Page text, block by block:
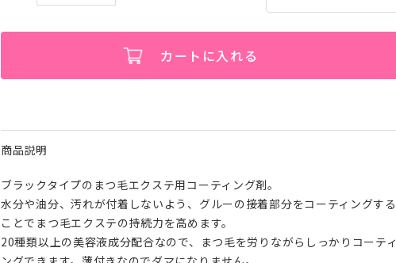
カートに入れる
商品説明
ブラックタイプのまつ毛エクステ用コーティング剤。
水分や油分、汚れが付着しないよう、グルーの接着部分をコーティングする
ことでまつ毛エクステの持続力を高めます。
20種類以上の美容液成分配合なので、まつ毛を労りながらしっかりコーティ